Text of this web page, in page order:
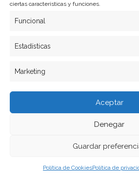
ciertas características y funciones.
Funcional
Estadísticas
Marketing
Aceptar
Denegar
Guardar
Política de CookiesPolítica de
Politica de devoluciones